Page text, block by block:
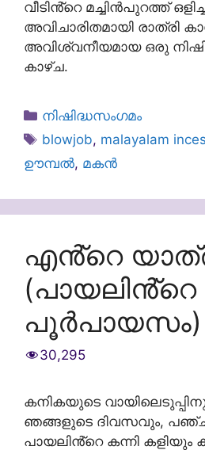
വീടിൻ്റെ മച്ചിൻപുറത്ത്
അവിചാരിതമായി രാത്രി
അവിശ്വനീയമായ ഒരു
കാഴ്ച.
Categories
നിഷിദ്ധസംഗമം
Tags
blowjob, malayalam
ഊമ്പൽ, മകൻ
എൻ്റെ
(പായലിൻ്റെ
പൂർപായസം)
30,295
കനികയുടെ
ഞങ്ങളുടെ ദിവസവും,
പായലിൻ്റെ കന്നി